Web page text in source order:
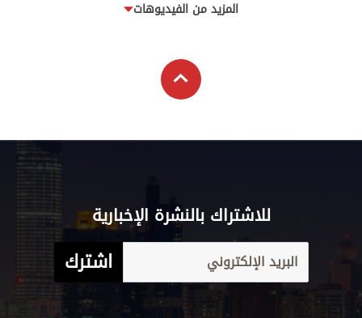
المزيد من الفيديوهات
للاشتراك بالنشرة الإخبارية
اشترك